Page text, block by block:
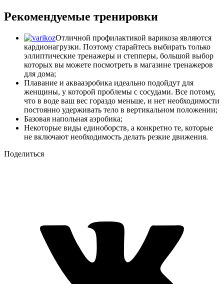
Рекомендуемые тренировки
Отличной профилактикой варикоза являются
кардионагрузки. Поэтому старайтесь выбирать только
эллиптические тренажеры и степперы, большой выбор
которых вы можете посмотреть в магазине тренажеров
для дома;
Плавание и аквааэробика идеально подойдут для
женщины, у которой проблемы с сосудами. Все потому,
что в воде ваш вес гораздо меньше, и нет необходимости
постоянно удерживать тело в вертикальном положении;
Базовая напольная аэробика;
Некоторые виды единоборств, а конкретно те, которые
не включают необходимость делать резкие движения.
Поделиться